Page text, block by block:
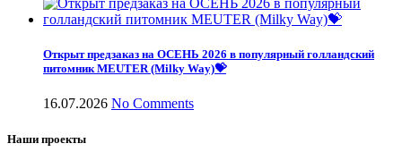
Открыт предзаказ на ОСЕНЬ 2026 в популярный голландский
питомник MEUTER (Milky Way)💝
16.07.2026 No Comments
Наши проекты